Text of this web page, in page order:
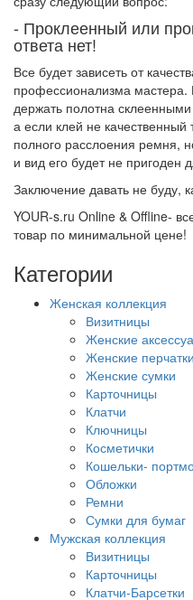
- Проклеенный или
ответа нет!
Все будет зависеть от
профессионализма мастера.
держать полотна
а если клей не
полного расслоения ремня,
и вид его будет не пригоден
Заключение давать не буду,
YOUR-s.ru Online & Offline-
товар по минимальной цене!
Категории
Женская коллекция
Визитницы
Женские
Женские перчатки
Женские сумки
Карточницы
Клатчи
Ключницы
Косметички
Кошельки-
Обложки
Ремни
Сумки для бумаг
Мужская коллекция
Визитницы
Карточницы
Клатчи-Барсетки